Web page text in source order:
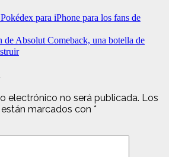
para iPhone para los fans de
de Absolut Comeback, una botella de
electrónico no será publicada. Los
marcados con *